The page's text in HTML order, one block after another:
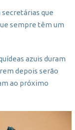
secretárias que
sempre têm um
azuis duram
depois serão
ao próximo